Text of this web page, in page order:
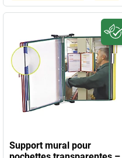
Support mural pour